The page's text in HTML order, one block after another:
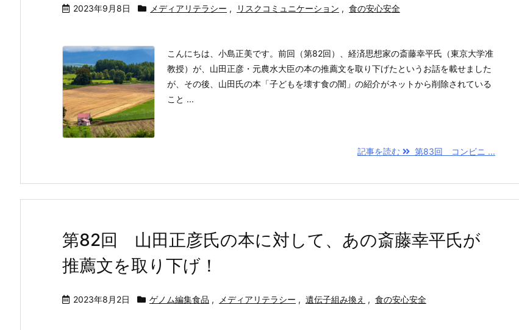
2023年9月8日 メディアリテラシー , リスクコミュニケーション , 食の安心安全
こんにちは、小島正美です。前回（第82回）、経済思想家の斎藤幸平氏（東京大学准
教授）が、山田正彦・元農水大臣の本の推薦文を取り下げたというお話を載せました
が、その後、山田氏の本「子どもを壊す食の闇」の紹介がネットから削除されている
こと ...
記事を読む 第83回 コンビニ ...
第82回 山田正彦氏の本に対して、あの斎藤幸平氏が
推薦文を取り下げ！
2023年8月2日 ゲノム編集食品 , メディアリテラシー , 遺伝子組み換え , 食の安心安全